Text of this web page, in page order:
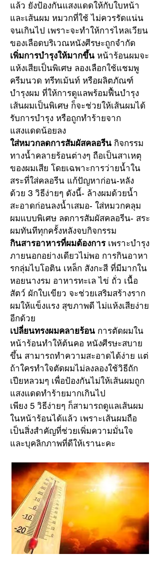
แล้ว ยังป้องกันแสงแดดให้กับใบหน้า
และเส้นผม หมวกที่ใช้ ไม่ควรรัดแน่น
จนเกินไป เพราะจะทำให้การไหลเวียน
ของเลือดบริเวณหนังศีรษะถูกจำกัด
เพิ่มการบำรุงให้มากขึ้น หน้าร้อนผมจะ
แห้งเสียเป็นพิเศษ ลองเลือกใช้แชมพู
ครีมนวด ทรีทเม้นท์ หรือผลิตภัณฑ์
บำรุงผม ที่ให้การดูแลพร้อมฟื้นบำรุง
เส้นผมเป็นพิเศษ ก็จะช่วยให้เส้นผมได้
รับการบำรุง หรือถูกทำร้ายจาก
แสงแดดน้อยลง
ใส่หมวกลดการสัมผัสคลอรีน กิจกรรม
ทางนํ้าคลายร้อนต่างๆ ถือเป็นสาเหตุ
ของผมเสีย โดยเฉพาะการว่ายนํ้าใน
สระที่ใส่คลอรีน แก้ปัญหาก่อน-หลัง
ด้วย 3 วิธีง่ายๆ ดังนี้- ล้างผมด้วยนํ้า
สะอาดก่อนลงน้ำเสมอ- ใส่หมวกคลุม
ผมแบบพิเศษ ลดการสัมผัสคลอรีน- สระ
ผมทันทีทุกครั้งหลังจบกิจกรรม
กินสารอาหารที่ผมต้องการ เพราะบำรุง
ภายนอกอย่างเดียวไม่พอ การกินอาหา
รกลุ่มไบโอติน เหล็ก สังกะสี ที่มีมากใน
หอยนางรม อาหารทะเล ไข่ ถั่ว เนื้อ
สัตว์ ผักใบเขียว จะช่วยเสริมสร้างราก
ผมให้แข็งแรง สุขภาพดี ไม่แห้งเสียง่าย
อีกด้วย
เปลี่ยนทรงผมคลายร้อน การตัดผมใน
หน้าร้อนทำให้ต้นคอ หนังศีรษะสบาย
ขึ้น สามารถทำความสะอาดได้ง่าย แต่
ถ้าใครทำใจตัดผมไม่ลงลองใช้วิธีถัก
เปียหลวมๆ เพื่อป้องกันไม่ให้เส้นผมถูก
แสงแดดทำร้ายมากเกินไป
เพียง 5 วิธีง่ายๆ ก็สามารถดูแลเส้นผม
ในหน้าร้อนได้แล้ว เพราะเส้นผมถือ
เป็นสิ่งสำคัญที่ช่วยเพิ่มความมั่นใจ
และบุคลิกภาพที่ดีให้เรานะคะ